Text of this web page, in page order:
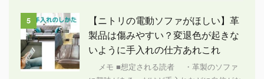
5
【ニトリの電動ソファがほしい】革
製品は傷みやすい？変退色が起きな
いように手入れの仕方あれこれ
メモ ■想定される読者 ・革製のソファ